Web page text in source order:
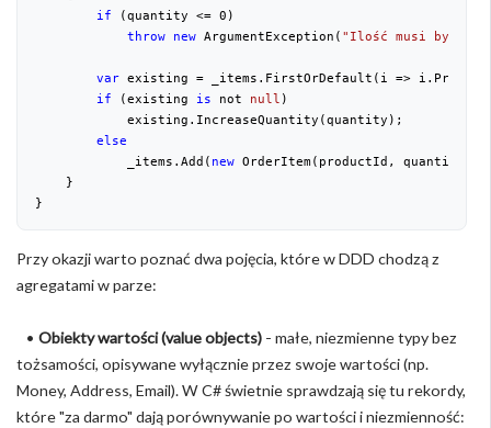
if (quantity <= 0 )
throw new ArgumentException( "Ilość musi być
var existing = _items.FirstOrDefault(i =>
if (existing is not null )
            existing.IncreaseQuantity(quantity);
else
            _items.Add(
new OrderItem(productId, quantity,
    }
}
Przy okazji warto poznać dwa pojęcia, które w DDD chodzą z
agregatami w parze:
• Obiekty wartości (value objects) - małe, niezmienne typy bez
tożsamości, opisywane wyłącznie przez swoje wartości (np.
Money, Address, Email). W C# świetnie sprawdzają się tu rekordy,
które "za darmo" dają porównywanie po wartości i niezmienność: